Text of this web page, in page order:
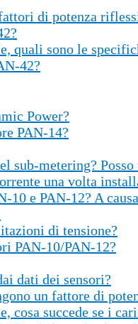
di potenza
quali sono le
42?
Power?
PAN-14?
sub-metering?
una volta
e PAN-12? A
di tensione?
PAN-10/PAN-12?
dati dei sensori?
un fattore di
cosa succede se i